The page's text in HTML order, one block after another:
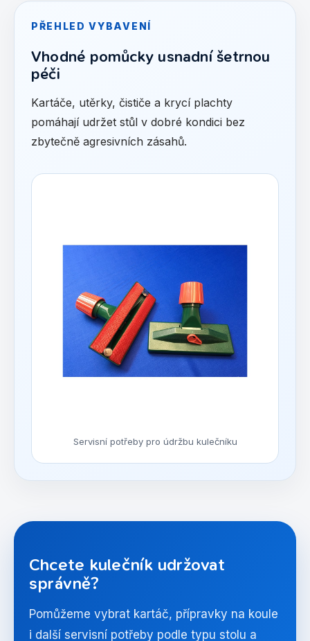
PŘEHLED VYBAVENÍ
Vhodné pomůcky usnadní šetrnou
péči
Kartáče, utěrky, čističe a krycí plachty
pomáhají udržet stůl v dobré kondici bez
zbytečně agresivních zásahů.
Servisní potřeby pro údržbu kulečníku
Chcete kulečník udržovat
správně?
Pomůžeme vybrat kartáč, přípravky na koule
i další servisní potřeby podle typu stolu a